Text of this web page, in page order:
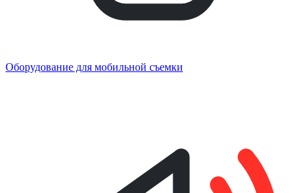
Оборудование для мобильной съемки